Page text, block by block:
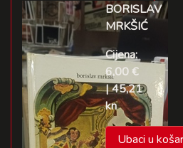
BORISLAV
MRKŠIĆ
Cijena:
6,00 €
| 45,21
kn
Ubaci u